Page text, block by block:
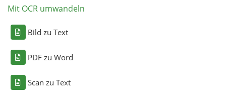
Mit OCR umwandeln
Bild zu Text
PDF zu Word
Scan zu Text